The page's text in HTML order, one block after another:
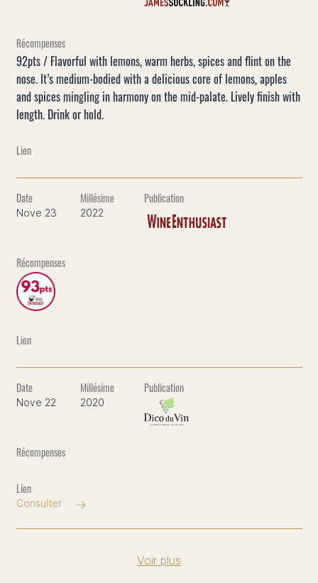
92pts / Flavorful with lemons, warm herbs, spices and flint on the
nose. It’s medium-bodied with a delicious core of lemons, apples
and spices mingling in harmony on the mid-palate. Lively finish with
length. Drink or hold.
Nove 23 2022
Nove 22 2020
Consulter
Voir plus